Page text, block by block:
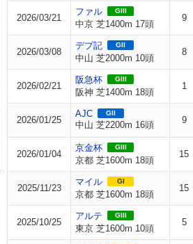
2026/03/21
ファル GIII
中京 芝1400m 17頭
9
2026/03/08
デプ記 GII
中山 芝2000m 10頭
8
2026/02/21
阪急杯 GIII
阪神 芝1400m 18頭
1
2026/01/25
AJC GII
中山 芝2200m 16頭 9
2026/01/04
京金杯 GIII
京都 芝1600m 18頭
15
2025/11/23
マイル GI
京都 芝1600m 18頭
15
2025/10/25
アルテ GIII
東京 芝1600m 10頭
5